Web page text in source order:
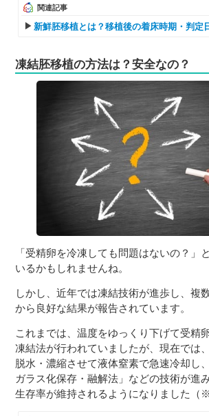
関連記事
新鮮胚移植とは？移植後の着床時期・判定
凍結胚移植の方法は？安全なの？
「受精卵を冷凍しても問題はないの？」
いるかもしれませんね。
しかし、近年では凍結技術が進歩し、複
から良好な結果が報告されています。
これまでは、温度をゆっくり下げて受精
凍結法が行われていましたが、現在では
脱水・濃縮させて液体窒素で急速冷却し
ガラス化保存・融解法」などの技術が進
生存率が維持されるようになりました（